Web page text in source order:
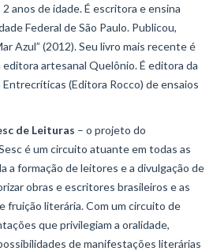
anos de idade. É escritora e ensina
Federal de São Paulo. Publicou,
Azul” (2012). Seu livro mais recente é
editora artesanal Quelônio. É editora da
(Editora Rocco) de ensaios
de Leituras – o projeto do
é um circuito atuante em todas as
a formação de leitores e a divulgação de
obras e escritores brasileiros e as
fruição literária. Com um circuito de
que privilegiam a oralidade,
de manifestações literárias